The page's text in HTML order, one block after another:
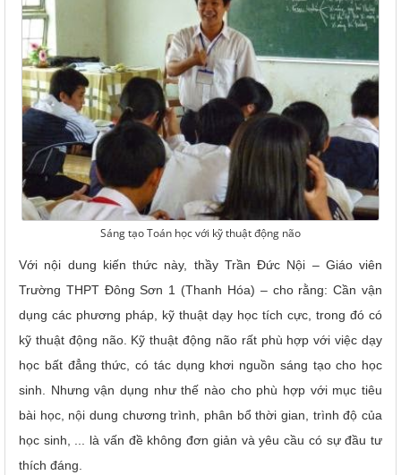
Sáng tạo Toán học với kỹ thuật động não
Với nội dung kiến thức này, thầy Trần Đức Nội – Giáo viên
Trường THPT Đông Sơn 1 (Thanh Hóa) – cho rằng: Cần vận
dụng các phương pháp, kỹ thuật dạy học tích cực, trong đó có
kỹ thuật động não. Kỹ thuật động não rất phù hợp với việc dạy
học bất đẳng thức, có tác dụng khơi nguồn sáng tạo cho học
sinh. Nhưng vận dụng như thế nào cho phù hợp với mục tiêu
bài học, nội dung chương trình, phân bổ thời gian, trình độ của
học sinh, ... là vấn đề không đơn giản và yêu cầu có sự đầu tư
thích đáng.